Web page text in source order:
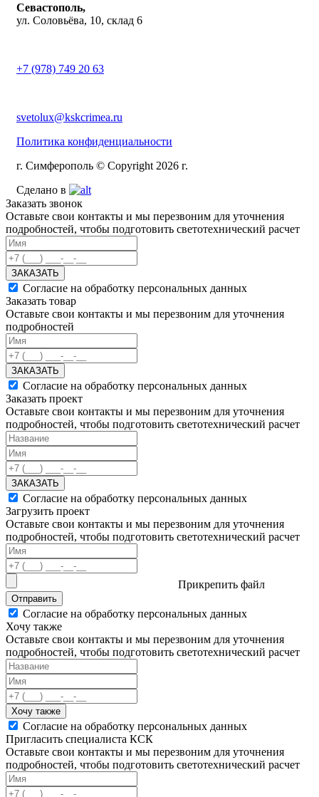
Севастополь,
ул. Соловьёва, 10, склад 6
+7 (978) 749 20 63
svetolux@kskcrimea.ru
Политика конфиденциальности
г. Симферополь © Copyright 2026 г.
Сделано в
Заказать звонок
Оставьте свои контакты и мы перезвоним для уточнения
подробностей, чтобы подготовить светотехнический расчет
ЗАКАЗАТЬ
Согласие на обработку персональных данных
Заказать товар
Оставьте свои контакты и мы перезвоним для уточнения
подробностей
ЗАКАЗАТЬ
Согласие на обработку персональных данных
Заказать проект
Оставьте свои контакты и мы перезвоним для уточнения
подробностей, чтобы подготовить светотехнический расчет
ЗАКАЗАТЬ
Согласие на обработку персональных данных
Загрузить проект
Оставьте свои контакты и мы перезвоним для уточнения
подробностей, чтобы подготовить светотехнический расчет
Прикрепить файл
Отправить
Согласие на обработку персональных данных
Хочу также
Оставьте свои контакты и мы перезвоним для уточнения
подробностей, чтобы подготовить светотехнический расчет
Хочу также
Согласие на обработку персональных данных
Пригласить специалиста КСК
Оставьте свои контакты и мы перезвоним для уточнения
подробностей, чтобы подготовить светотехнический расчет